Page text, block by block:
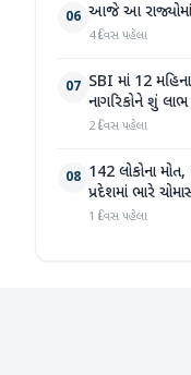
06 આજે આ રાજ્યોમાં
4 દિવસ પહેલા
07 SBI માં 12
નાગરિકોને શું
2 દિવસ પહેલા
08 142 લોકોના
પ્રદેશમાં ભારે
1 દિવસ પહેલા